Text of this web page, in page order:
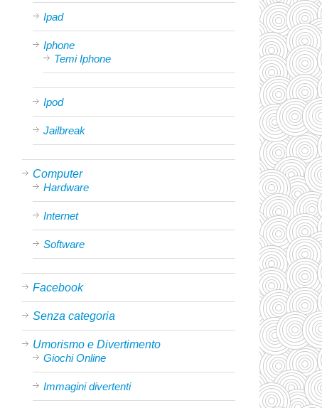
Ipad
Iphone
Temi Iphone
Ipod
Jailbreak
Computer
Hardware
Internet
Software
Facebook
Senza categoria
Umorismo e Divertimento
Giochi Online
Immagini divertenti